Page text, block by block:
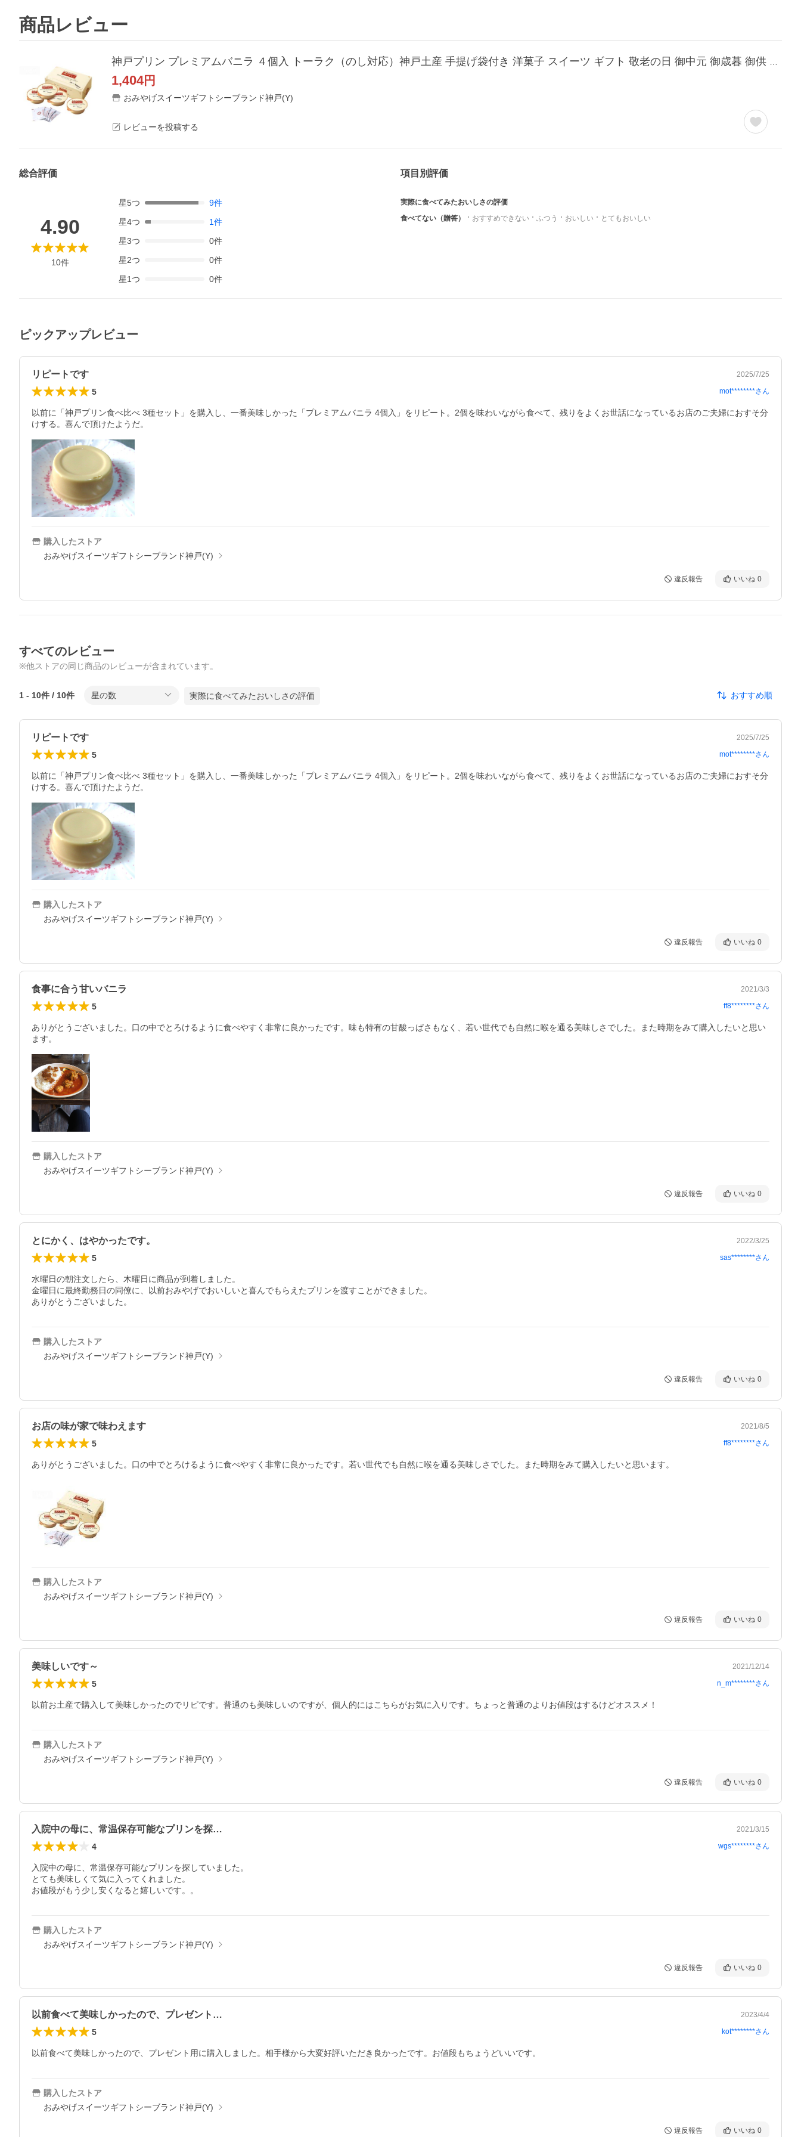
商品レビュー
1,404円
おみやげスイーツギフトシーブランド神戸(Y)
レビューを投稿する
総合評価
4.90
10件
星5つ 9件
星4つ 1件
星3つ 0件
星2つ 0件
星1つ 0件
項目別評価
実際に食べてみたおいしさの評価
食べてない（贈答）
おすすめできない ふつう おいしい とてもおいしい
ピックアップレビュー
リピートです 2025/7/25
5 mot********さん
以前に「神戸プリン食べ比べ 3種セット」を購入し、一番美味しかった「プレミアムバニラ 4個入」をリピート。2個を味わいながら食べて、残りをよくお世話になっているお店のご夫婦におすそ分
けする。喜んで頂けたようだ。
購入したストア
おみやげスイーツギフトシーブランド神戸(Y)
違反報告 いいね 0
すべてのレビュー
※他ストアの同じ商品のレビューが含まれています。
1 - 10件 / 10件 星の数 実際に食べてみたおいしさの評価 おすすめ順
リピートです 2025/7/25
5 mot********さん
以前に「神戸プリン食べ比べ 3種セット」を購入し、一番美味しかった「プレミアムバニラ 4個入」をリピート。2個を味わいながら食べて、残りをよくお世話になっているお店のご夫婦におすそ分
けする。喜んで頂けたようだ。
購入したストア
おみやげスイーツギフトシーブランド神戸(Y)
違反報告 いいね 0
食事に合う甘いバニラ 2021/3/3
5 ff8********さん
ありがとうございました。口の中でとろけるように食べやすく非常に良かったです。味も特有の甘酸っぱさもなく、若い世代でも自然に喉を通る美味しさでした。また時期をみて購入したいと思い
ます。
購入したストア
おみやげスイーツギフトシーブランド神戸(Y)
違反報告 いいね 0
とにかく、はやかったです。 2022/3/25
5 sas********さん
水曜日の朝注文したら、木曜日に商品が到着しました。
金曜日に最終勤務日の同僚に、以前おみやげでおいしいと喜んでもらえたプリンを渡すことができました。
ありがとうございました。
購入したストア
おみやげスイーツギフトシーブランド神戸(Y)
違反報告 いいね 0
お店の味が家で味わえます 2021/8/5
5 ff8********さん
ありがとうございました。口の中でとろけるように食べやすく非常に良かったです。若い世代でも自然に喉を通る美味しさでした。また時期をみて購入したいと思います。
購入したストア
おみやげスイーツギフトシーブランド神戸(Y)
違反報告 いいね 0
美味しいです～ 2021/12/14
5 n_m********さん
以前お土産で購入して美味しかったのでリピです。普通のも美味しいのですが、個人的にはこちらがお気に入りです。ちょっと普通のよりお値段はするけどオススメ！
購入したストア
おみやげスイーツギフトシーブランド神戸(Y)
違反報告 いいね 0
入院中の母に、常温保存可能なプリンを探… 2021/3/15
4 wgs********さん
入院中の母に、常温保存可能なプリンを探していました。
とても美味しくて気に入ってくれました。
お値段がもう少し安くなると嬉しいです。。
購入したストア
おみやげスイーツギフトシーブランド神戸(Y)
違反報告 いいね 0
以前食べて美味しかったので、プレゼント… 2023/4/4
5 kot********さん
以前食べて美味しかったので、プレゼント用に購入しました。相手様から大変好評いただき良かったです。お値段もちょうどいいです。
購入したストア
おみやげスイーツギフトシーブランド神戸(Y)
違反報告 いいね 0